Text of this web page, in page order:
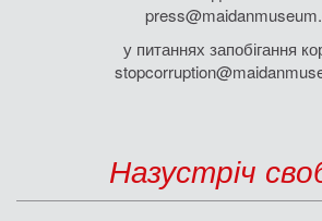
у питаннях запобігання
Назустріч